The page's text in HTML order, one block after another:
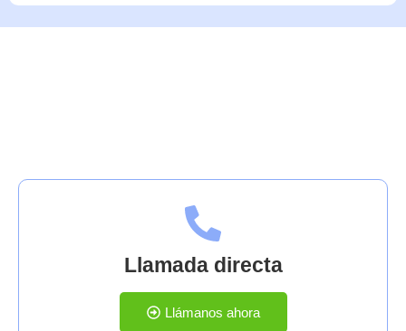
Llamada directa
Llámanos ahora